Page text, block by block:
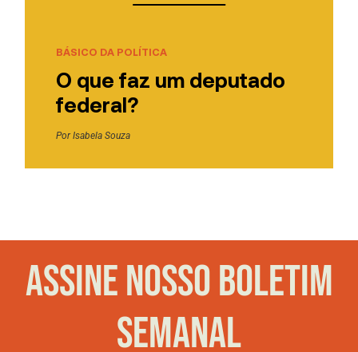
BÁSICO DA POLÍTICA
O que faz um deputado
federal?
PorIsabela Souza
ASSINE NOSSO BOLETIM
SEMANAL